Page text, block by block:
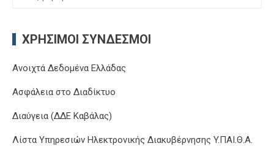
ΧΡΉΣΙΜΟΙ ΣΎΝΔΕΣΜΟΙ
Ανοιχτά Δεδομένα Ελλάδας
Ασφάλεια στο Διαδίκτυο
Διαύγεια (ΔΔΕ Καβάλας)
Λίστα Υπηρεσιών Ηλεκτρονικής Διακυβέρνησης Y.ΠΑΙ.Θ.Α.